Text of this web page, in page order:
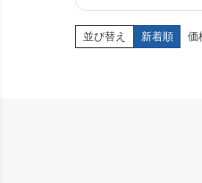
並び替え 新着順 価